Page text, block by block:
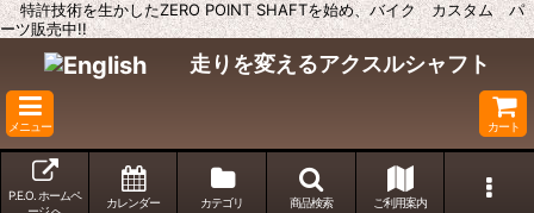
特許技術を生かしたZERO POINT SHAFTを始め、バイク カスタム パ
ーツ販売中!!
走りを変えるアクスルシャフト
メニュー カート
P.E.O. ホームペ
ージ へ
カレンダー カテゴリ 商品検索 ご利用案内